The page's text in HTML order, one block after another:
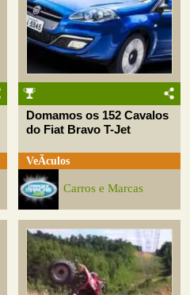
Domamos os 152 Cavalos
do Fiat Bravo T-Jet
VeÃ­culos
Carros e Marcas